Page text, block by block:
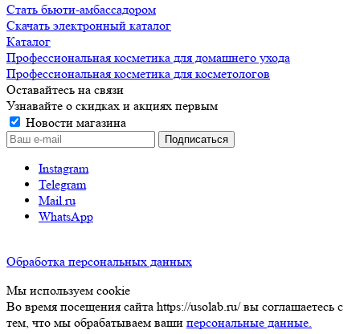
Стать бьюти-амбассадором
Скачать электронный каталог
Каталог
Профессиональная косметика для домашнего ухода
Профессиональная косметика для косметологов
Оставайтесь на связи
Узнавайте о скидках и акциях первым
Новости магазина
Instagram
Telegram
Mail.ru
WhatsApp
Обработка персональных данных
Мы используем cookie
Во время посещения сайта https://usolab.ru/ вы соглашаетесь с
тем, что мы обрабатываем ваши персональные данные.